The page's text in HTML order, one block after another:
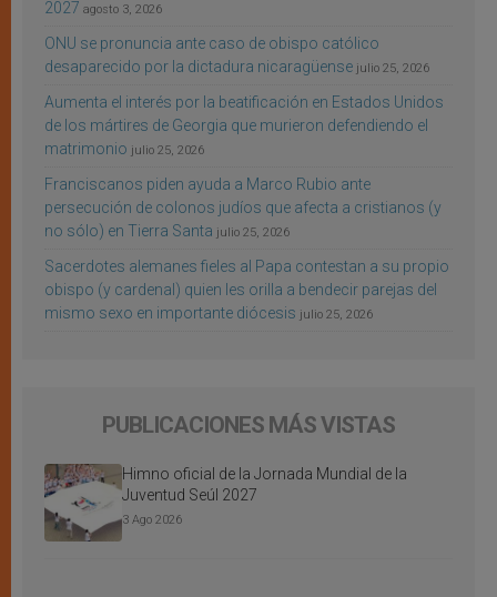
2027 agosto 3, 2026
ONU se pronuncia ante caso de obispo católico
desaparecido por la dictadura nicaragüense julio 25, 2026
Aumenta el interés por la beatificación en Estados Unidos
de los mártires de Georgia que murieron defendiendo el
matrimonio julio 25, 2026
Franciscanos piden ayuda a Marco Rubio ante
persecución de colonos judíos que afecta a cristianos (y
no sólo) en Tierra Santa julio 25, 2026
Sacerdotes alemanes fieles al Papa contestan a su propio
obispo (y cardenal) quien les orilla a bendecir parejas del
mismo sexo en importante diócesis julio 25, 2026
PUBLICACIONES MÁS VISTAS
Himno oficial de la Jornada Mundial de la
Juventud Seúl 2027
3 Ago 2026